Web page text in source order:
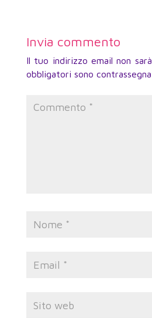
Invia commento
Il tuo indirizzo email non
obbligatori sono